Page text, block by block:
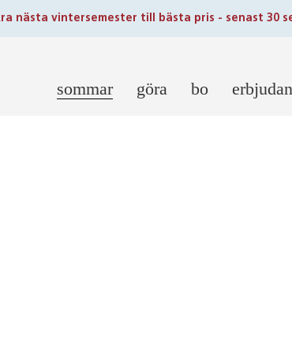
nästa vintersemester till bästa pris - senast 30
sommar göra bo